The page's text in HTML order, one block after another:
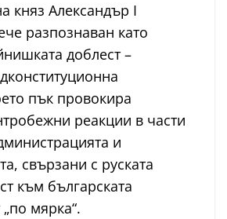
княз Александър I
разпознаван като
доблест –
пък провокира
реакции в части
и
свързани с руската
към българската
мярка“.